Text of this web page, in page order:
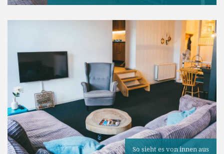
So sieht es von innen aus